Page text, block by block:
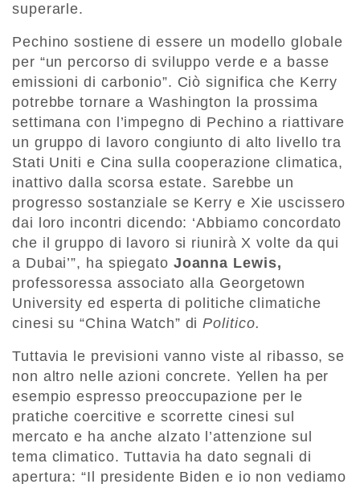
superarle.
Pechino sostiene di essere un modello globale
per “un percorso di sviluppo verde e a basse
emissioni di carbonio”. Ciò significa che Kerry
potrebbe tornare a Washington la prossima
settimana con l’impegno di Pechino a riattivare
un gruppo di lavoro congiunto di alto livello tra
Stati Uniti e Cina sulla cooperazione climatica,
inattivo dalla scorsa estate. Sarebbe un
progresso sostanziale se Kerry e Xie uscissero
dai loro incontri dicendo: ‘Abbiamo concordato
che il gruppo di lavoro si riunirà X volte da qui
a Dubai’”, ha spiegato Joanna Lewis,
professoressa associato alla Georgetown
University ed esperta di politiche climatiche
cinesi su “China Watch” diPolitico.
Tuttavia le previsioni vanno viste al ribasso, se
non altro nelle azioni concrete. Yellen ha per
esempio espresso preoccupazione per le
pratiche coercitive e scorrette cinesi sul
mercato e ha anche alzato l’attenzione sul
tema climatico. Tuttavia ha dato segnali di
apertura: “Il presidente Biden e io non vediamo